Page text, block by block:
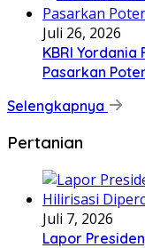
Juli 26, 2026
KBRI
Pasarkan
Selengkapnya
Pertanian
Juli 7, 2026
Lapor